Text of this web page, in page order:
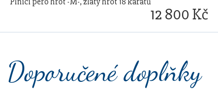
12 800 Kč
Doporučené doplňky